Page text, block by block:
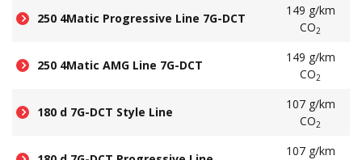
250 4Matic Progressive Line 7G-DCT
149 g/km
CO2
250 4Matic AMG Line 7G-DCT
149 g/km
CO2
180 d 7G-DCT Style Line
107 g/km
CO2
107 g/km